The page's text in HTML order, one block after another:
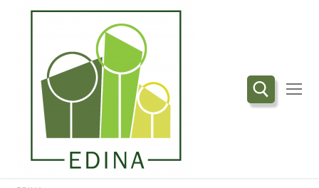
Przejdź
Szukaj: